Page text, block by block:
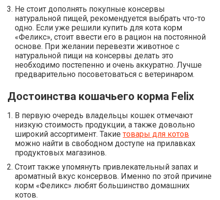
Не стоит дополнять покупные консервы
натуральной пищей, рекомендуется выбрать что-то
одно. Если уже решили купить для кота корм
«Феликс», стоит ввести его в рацион на постоянной
основе. При желании перевезти животное с
натуральной пищи на консервы делать это
необходимо постепенно и очень аккуратно. Лучше
предварительно посоветоваться с ветеринаром.
Достоинства кошачьего корма Felix
В первую очередь владельцы кошек отмечают
низкую стоимость продукции, а также довольно
широкий ассортимент. Такие товары для котов
можно найти в свободном доступе на прилавках
продуктовых магазинов.
Стоит также упомянуть привлекательный запах и
ароматный вкус консервов. Именно по этой причине
корм «Феликс» любят большинство домашних
котов.